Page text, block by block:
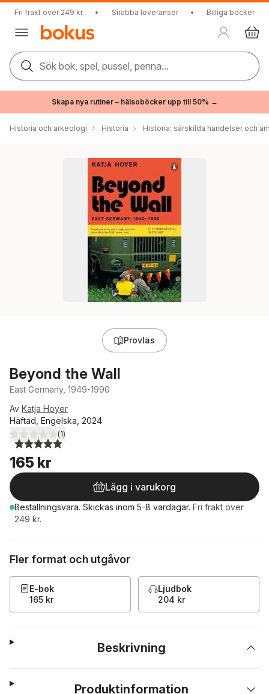
Fri frakt över 249 kr • Snabba leveranser • Billiga böcker
Sök bok, spel, pussel, penna...
Skapa nya rutiner – hälsoböcker upp till 50% →
Historia och arkeologi Historia Historia: särskilda händelser och
Provläs
Beyond the Wall
East Germany, 1949-1990
Av Katja Hoyer
Häftad, Engelska, 2024
5,0utav 5 stjärnor. Totalt antal röster:
(1)
165 kr
Lägg i varukorg
Beställningsvara. Skickas inom 5-8 vardagar. Fri frakt över
249 kr.
Fler format och utgåvor
E-bok
165 kr
Ljudbok
204 kr
Beskrivning
Produktinformation